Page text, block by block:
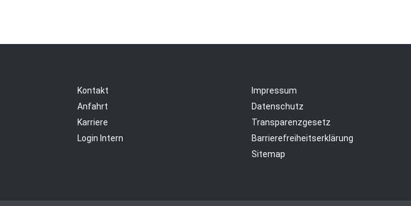
Kontakt
Anfahrt
Karriere
Login Intern
Impressum
Datenschutz
Transparenzgesetz
Barrierefreiheitserklärung
Sitemap